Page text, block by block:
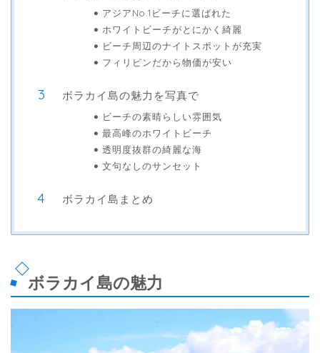
アジアNo.1ビーチに選ばれた
ホワイトビーチがとにかく綺麗
ビーチ周辺のナイトスポットが充実
フィリピンだから物価が安い
ボラカイ島の魅力を写真で
ビーチの素晴らしい雰囲気
最高峰のホワイトビーチ
透明度抜群の綺麗な海
文句なしのサンセット
ボラカイ島まとめ
ボラカイ島の魅力